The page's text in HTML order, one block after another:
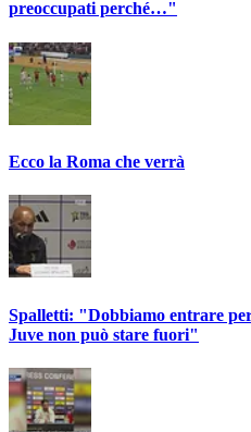
preoccupati perché…"
Ecco la Roma che verrà
Spalletti: "Dobbiamo entrare
Juve non può stare fuori"